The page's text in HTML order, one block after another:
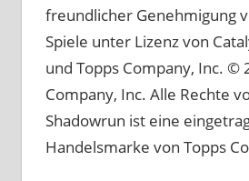
freundlicher Genehmigung
Spiele unter Lizenz von
und Topps Company, Inc. ©
Company, Inc. Alle Rechte
Shadowrun ist eine
Handelsmarke von Topps